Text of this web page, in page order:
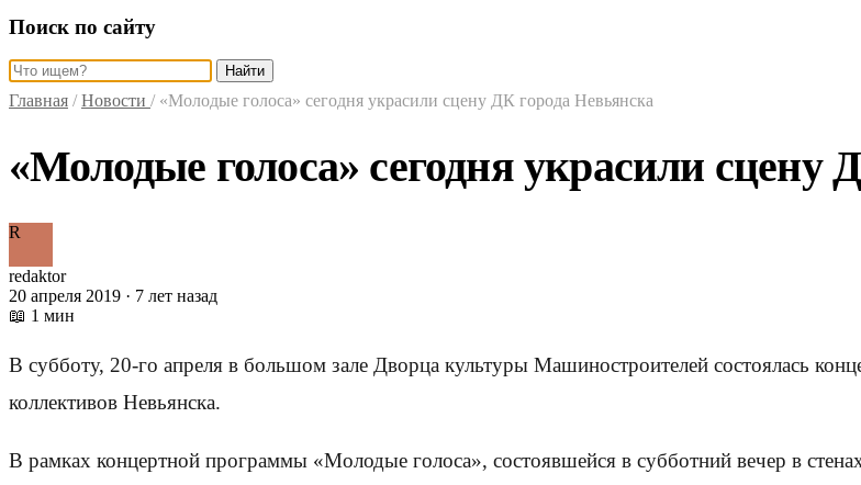
Поиск по сайту
Найти
Главная / Новости / «Молодые голоса» сегодня украсили сцену ДК города Невьянска
«Молодые голоса» сегодня украсили сцену
R
redaktor
20 апреля 2019 · 7 лет назад
📖 1 мин
В субботу, 20-го апреля в большом зале Дворца культуры Машиностроителей состоялась
коллективов Невьянска.
В рамках концертной программы «Молодые голоса», состоявшейся в субботний вечер в